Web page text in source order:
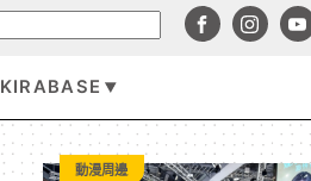
KIRABASE
遊戲資訊
動漫周邊